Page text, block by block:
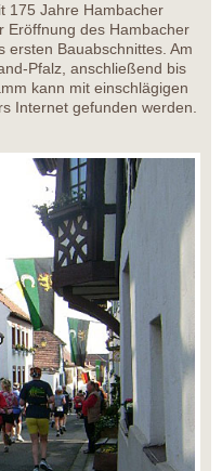
175 Jahre Hambacher
Eröffnung des Hambacher
ersten Bauabschnittes. Am
Pfalz, anschließend bis
kann mit einschlägigen
Internet gefunden werden.